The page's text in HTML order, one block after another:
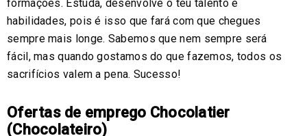
formações. Estuda, desenvolve o teu talento e
habilidades, pois é isso que fará com que chegues
sempre mais longe. Sabemos que nem sempre será
fácil, mas quando gostamos do que fazemos, todos os
sacrifícios valem a pena. Sucesso!
Ofertas de emprego Chocolatier
(Chocolateiro)